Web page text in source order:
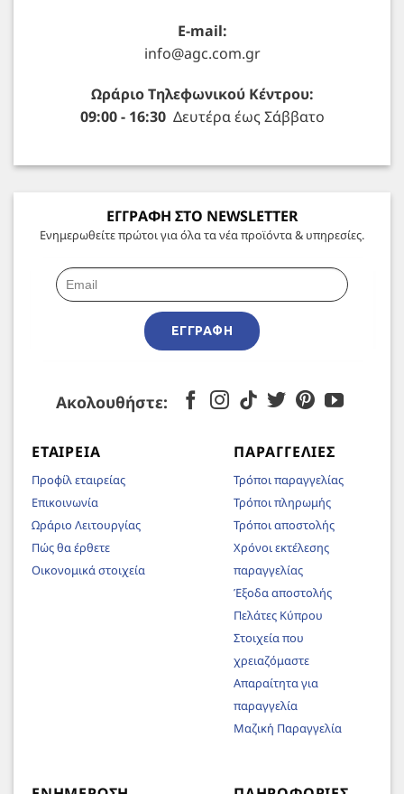
E-mail:
info@agc.com.gr
Ωράριο Τηλεφωνικού Κέντρου:
09:00 - 16:30Δευτέρα έως Σάββατο
ΕΓΓΡΑΦΗ ΣΤΟ NEWSLETTER
Ενημερωθείτε πρώτοι για όλα τα νέα προϊόντα & υπηρεσίες.
ΕΓΓΡΑΦΉ
Ακολουθήστε:
ΕΤΑΙΡΕΊΑ
Προφίλ εταιρείας
Επικοινωνία
Ωράριο Λειτουργίας
Πώς θα έρθετε
Οικονομικά στοιχεία
ΠΑΡΑΓΓΕΛΊΕΣ
Τρόποι παραγγελίας
Τρόποι πληρωμής
Τρόποι αποστολής
Χρόνοι εκτέλεσης
παραγγελίας
Έξοδα αποστολής
Πελάτες Κύπρου
Στοιχεία που
χρειαζόμαστε
Απαραίτητα για
παραγγελία
Μαζική Παραγγελία